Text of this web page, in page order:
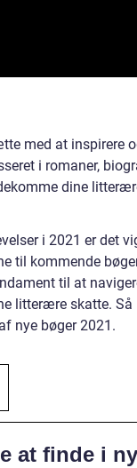
med at inspirere
i romaner,
dine
i 2021 er det
til kommende
til at
litterære skatte.
nye bøger 2021.
at finde i